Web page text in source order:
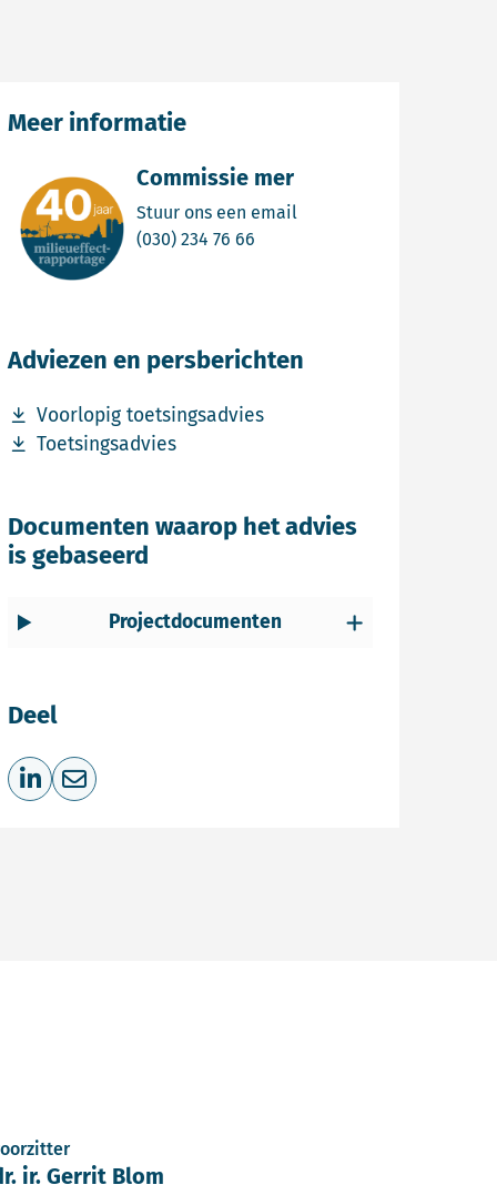
Commissie mer
Stuur ons een email
(030) 234 76 66
Meer informatie
Adviezen en persberichten
Voorlopig toetsingsadvies
Download bestand Voorlopig toetsingsadvies
Toetsingsadvies
Download bestand Toetsingsadvies
Documenten waarop het advies
is gebaseerd
Projectdocumenten
Deel
Deel op LinkedIn
Deel via e-mail
ir. Gerrit Blom